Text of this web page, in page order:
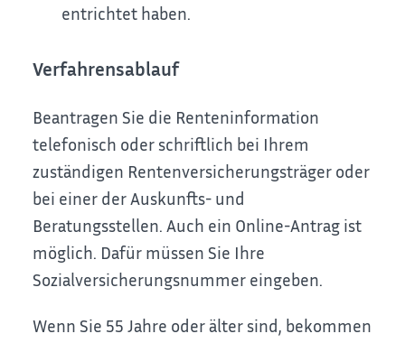
entrichtet haben.
Verfahrensablauf
Beantragen Sie die Renteninformation
telefonisch oder schriftlich bei Ihrem
zuständigen Rentenversicherungsträger oder
bei einer der Auskunfts- und
Beratungsstellen. Auch ein Online-Antrag ist
möglich. Dafür müssen Sie Ihre
Sozialversicherungsnummer eingeben.
Wenn Sie 55 Jahre oder älter sind, bekommen